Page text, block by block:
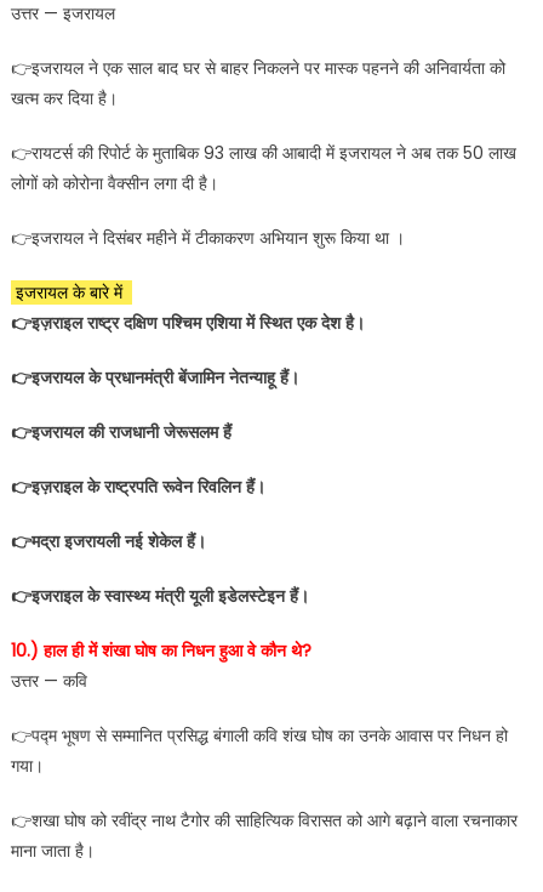
उत्तर — इजरायल
👉इजरायल ने एक साल बाद घर से बाहर निकलने पर मास्‍क पहनने की अनिवार्यता को
खत्‍म कर दिया है।
👉रायटर्स की रिपोर्ट के मुताबिक 93 लाख की आबादी में इजरायल ने अब तक 50 लाख
लोगों को कोरोना वैक्‍सीन लगा दी है।
👉इजरायल ने दिसंबर महीने में टीकाकरण अभियान शुरू किया था ।
इजरायल के बारे में
👉इज़राइल राष्ट्र दक्षिण पश्चिम एशिया में स्थित एक देश है।
👉इजरायल के प्रधानमंत्री बेंजामिन नेतन्याहू हैं।
👉इजरायल की राजधानी जेरूसलम हैं
👉इज़राइल के राष्ट्रपति रूवेन रिवलिन हैं।
👉मद्रा इजरायली नई शेकेल हैं।
👉इजराइल के स्‍वास्‍थ्‍य मंत्री यूली इडेलस्‍टेइन हैं।
10.) हाल ही में शंखा घोष का निधन हुआ वे कौन थे?
उत्तर — कवि
👉पद्म भूषण से सम्मानित प्रसिद्ध बंगाली कवि शंख घोष का उनके आवास पर निधन हो
गया।
👉शखा घोष को रवींद्र नाथ टैगोर की साहित्यिक विरासत को आगे बढ़ाने वाला रचनाकार
माना जाता है।